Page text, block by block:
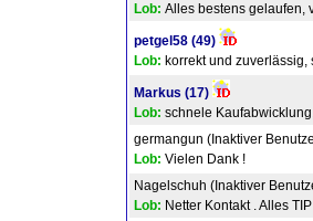
Lob: Alles bestens gelaufen,
petgel58 (49)
Lob: korrekt und
Markus (17)
Lob: schnele
germangun (Inaktiver
Lob: Vielen Dank !
Nagelschuh (Inaktiver
Lob: Netter Kontakt . Alles